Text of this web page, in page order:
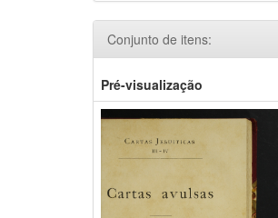
Conjunto de itens:
Pré-visualização